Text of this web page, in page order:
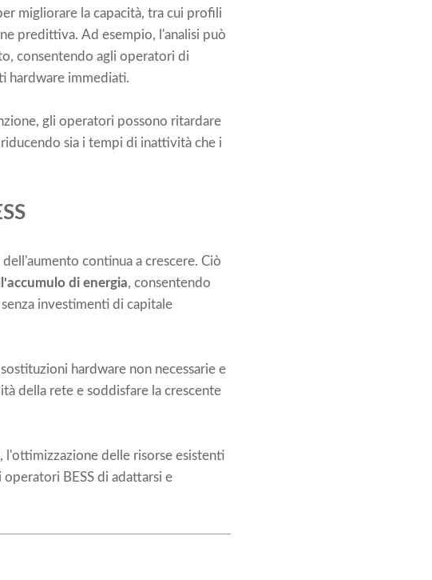
migliorare la capacità, tra cui profili
predittiva. Ad esempio, l'analisi può
consentendo agli operatori di
hardware immediati.
gli operatori possono ritardare
sia i tempi di inattività che i
continua a crescere. Ciò
di energia, consentendo
investimenti di capitale
hardware non necessarie e
della rete e soddisfare la crescente
l'ottimizzazione delle risorse esistenti
BESS di adattarsi e